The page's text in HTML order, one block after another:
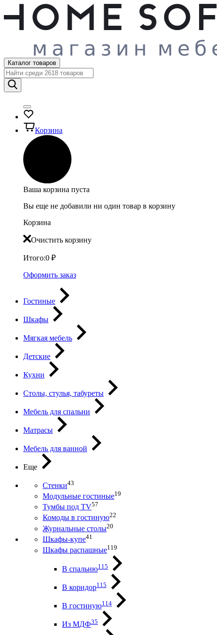
Каталог товаров
Корзина
Ваша корзина пуста
Вы еще не добавили ни один товар в корзину
Корзина
Очистить корзину
Итого:0 ₽
Оформить заказ
Гостиные
Шкафы
Мягкая мебель
Детские
Кухни
Столы, стулья, табуреты
Мебель для спальни
Матрасы
Мебель для ванной
Еще
Стенки43
Модульные гостиные19
Тумбы под ТV57
Комоды в гостиную22
Журнальные столы20
Шкафы-купе41
Шкафы распашные119
В спальню115
В коридор115
В гостиную114
Из МДФ35